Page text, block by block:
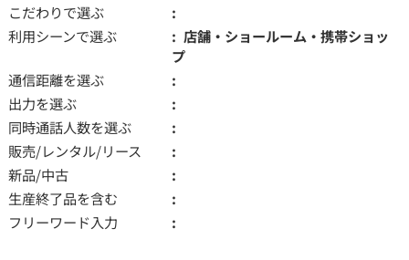
こだわりで選ぶ
利用シーンで選ぶ
店舗・ショールーム・携帯ショッ
プ
通信距離を選ぶ
出力を選ぶ
同時通話人数を選ぶ
販売/レンタル/リース
新品/中古
生産終了品を含む
フリーワード入力